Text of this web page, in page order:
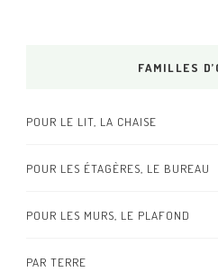
FAMILLES
POUR LE LIT, LA CHAISE
POUR LES ÉTAGÈRES, LE BUREAU
POUR LES MURS, LE PLAFOND
PAR TERRE